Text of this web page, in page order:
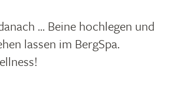
... Beine hochlegen und
lassen im BergSpa.